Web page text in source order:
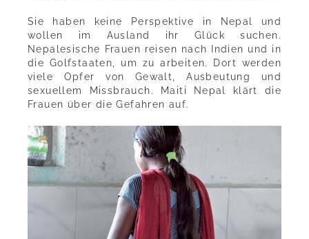
Sie haben keine Perspektive in Nepal und
wollen im Ausland ihr Glück suchen.
Nepalesische Frauen reisen nach Indien und in
die Golfstaaten, um zu arbeiten. Dort werden
viele Opfer von Gewalt, Ausbeutung und
sexuellem Missbrauch. Maiti Nepal klärt die
Frauen über die Gefahren auf.